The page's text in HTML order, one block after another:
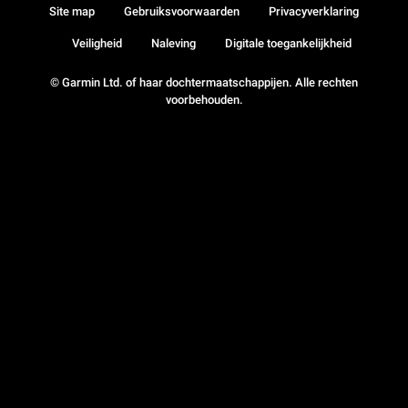
© Garmin Ltd. of haar dochtermaatschappijen. Alle rechten
voorbehouden.
Site map Gebruiksvoorwaarden Privacyverklaring
Veiligheid Naleving Digitale toegankelijkheid